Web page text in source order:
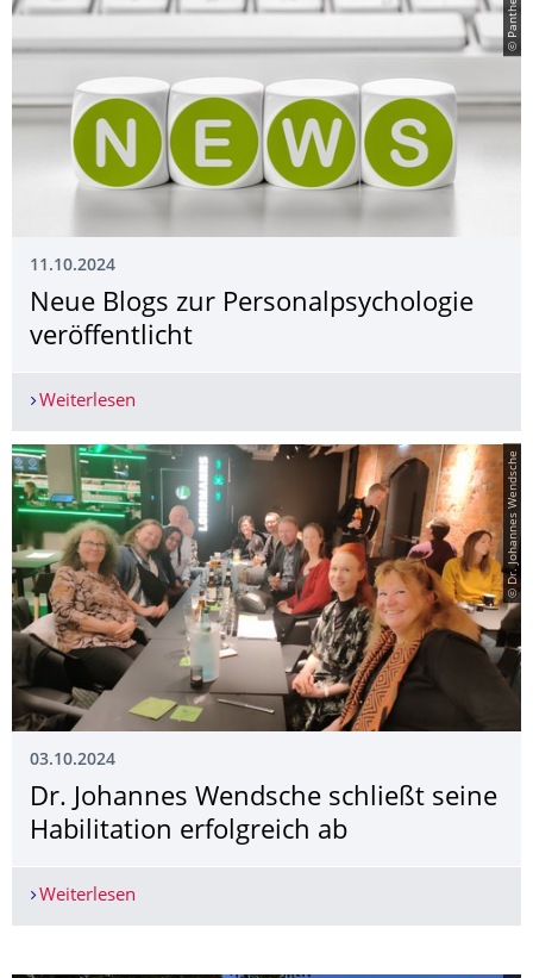
11.10.2024
Neue Blogs zur Personalpsycholo­gie
veröffentlicht
Weiterlesen
© Dr. Johannes Wendsche
03.10.2024
Dr. Johannes Wendsche schließt seine
Habilitation erfolgreich ab
Weiterlesen